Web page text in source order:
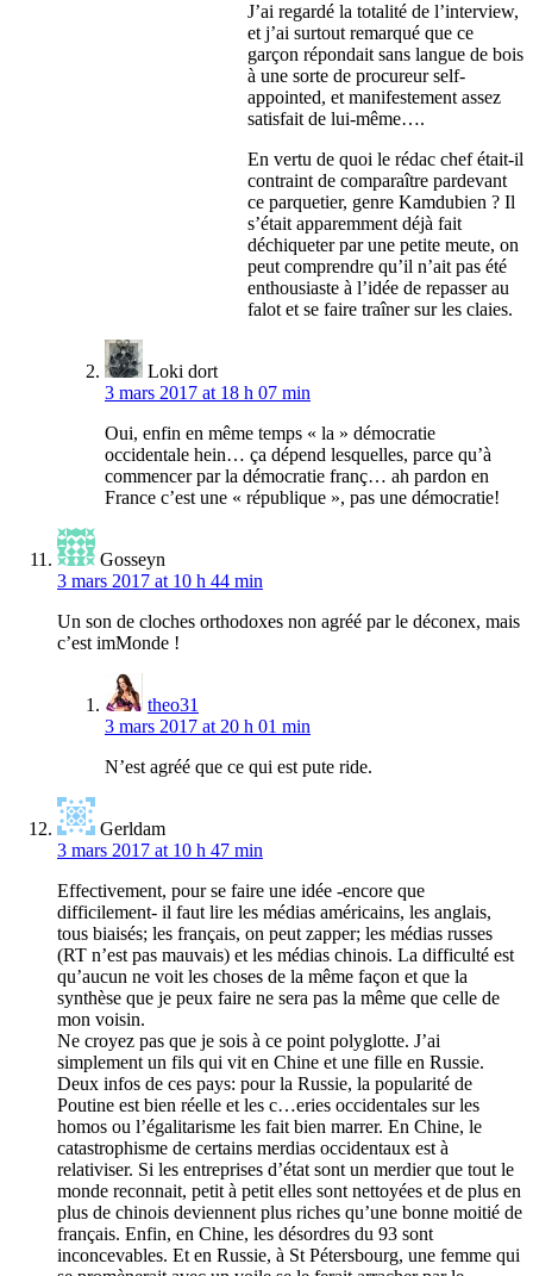
J’ai regardé la totalité de l’interview,
et j’ai surtout remarqué que ce
garçon répondait sans langue de bois
à une sorte de procureur self-
appointed, et manifestement assez
satisfait de lui-même….
En vertu de quoi le rédac chef était-il
contraint de comparaître pardevant
ce parquetier, genre Kamdubien ? Il
s’était apparemment déjà fait
déchiqueter par une petite meute, on
peut comprendre qu’il n’ait pas été
enthousiaste à l’idée de repasser au
falot et se faire traîner sur les claies.
Loki dort
3 mars 2017 at 18 h 07 min
Oui, enfin en même temps « la » démocratie
occidentale hein… ça dépend lesquelles, parce qu’à
commencer par la démocratie franç… ah pardon en
France c’est une « république », pas une démocratie!
Gosseyn
3 mars 2017 at 10 h 44 min
Un son de cloches orthodoxes non agréé par le déconex, mais
c’est imMonde !
theo31
3 mars 2017 at 20 h 01 min
N’est agréé que ce qui est pute ride.
Gerldam
3 mars 2017 at 10 h 47 min
Effectivement, pour se faire une idée -encore que
difficilement- il faut lire les médias américains, les anglais,
tous biaisés; les français, on peut zapper; les médias russes
(RT n’est pas mauvais) et les médias chinois. La difficulté est
qu’aucun ne voit les choses de la même façon et que la
synthèse que je peux faire ne sera pas la même que celle de
mon voisin.
Ne croyez pas que je sois à ce point polyglotte. J’ai
simplement un fils qui vit en Chine et une fille en Russie.
Deux infos de ces pays: pour la Russie, la popularité de
Poutine est bien réelle et les c…eries occidentales sur les
homos ou l’égalitarisme les fait bien marrer. En Chine, le
catastrophisme de certains merdias occidentaux est à
relativiser. Si les entreprises d’état sont un merdier que tout le
monde reconnait, petit à petit elles sont nettoyées et de plus en
plus de chinois deviennent plus riches qu’une bonne moitié de
français. Enfin, en Chine, les désordres du 93 sont
inconcevables. Et en Russie, à St Pétersbourg, une femme qui